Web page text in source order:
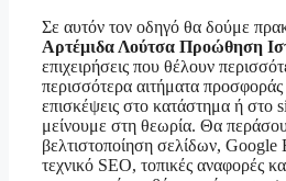
Σε αυτόν τον οδηγό θα δούμε
Αρτέμιδα Λούτσα Προώθηση
επιχειρήσεις που θέλουν
περισσότερα αιτήματα προσφοράς
επισκέψεις στο κατάστημα ή στο
μείνουμε στη θεωρία. Θα
βελτιστοποίηση σελίδων,
τεχνικό SEO, τοπικές αναφορές